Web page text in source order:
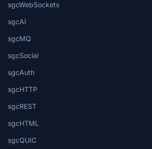
sgcWebSockets
sgcAI
sgcMQ
sgcSocial
sgcAuth
sgcHTTP
sgcREST
sgcHTML
sgcQUIC